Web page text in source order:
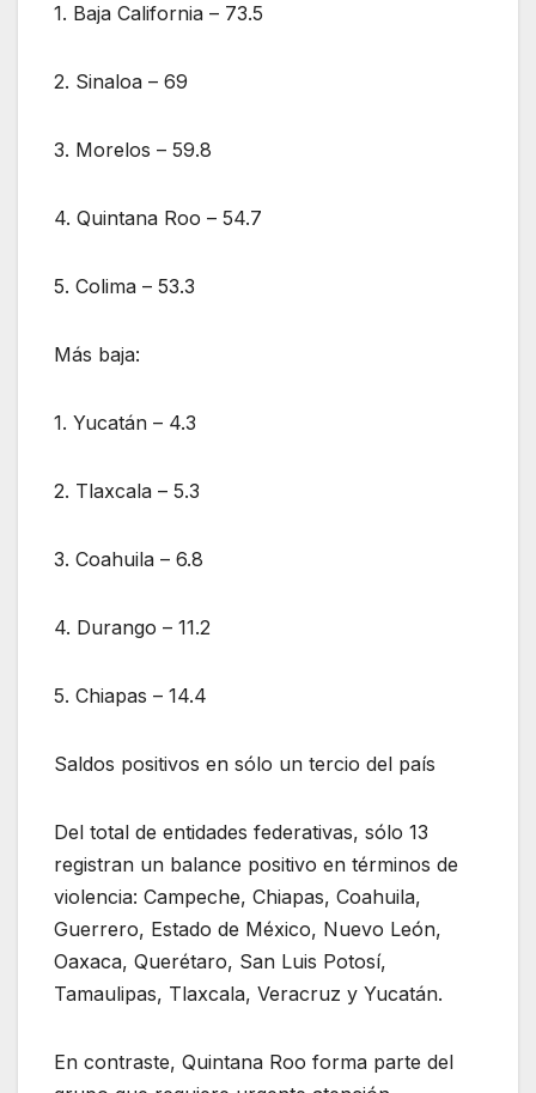
1. Baja California – 73.5
2. Sinaloa – 69
3. Morelos – 59.8
4. Quintana Roo – 54.7
5. Colima – 53.3
Más baja:
1. Yucatán – 4.3
2. Tlaxcala – 5.3
3. Coahuila – 6.8
4. Durango – 11.2
5. Chiapas – 14.4
Saldos positivos en sólo un tercio del país
Del total de entidades federativas, sólo 13
registran un balance positivo en términos de
violencia: Campeche, Chiapas, Coahuila,
Guerrero, Estado de México, Nuevo León,
Oaxaca, Querétaro, San Luis Potosí,
Tamaulipas, Tlaxcala, Veracruz y Yucatán.
En contraste, Quintana Roo forma parte del